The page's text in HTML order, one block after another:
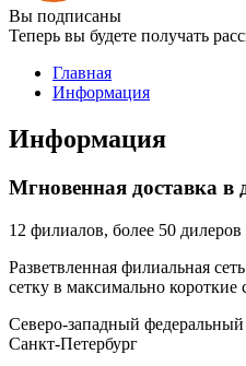
Вы подписаны
Теперь вы будете получать
Главная
Информация
Информация
Мгновенная доставка в
12 филиалов, более 50
Разветвленная филиальная
сетку в максимально короткие
Северо-западный федеральный
Санкт-Петербург